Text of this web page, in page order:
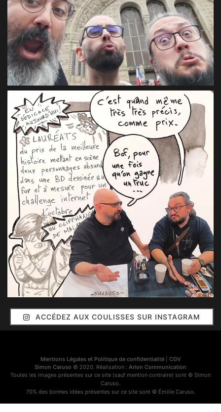
ACCÉDEZ AUX COULISSES SUR INSTAGRAM
Mentions Légales et Politique de confidentialité| CGV
Simon Caruso © 2020. Réalisation : Arion Communication
Toutes les images présentes sur ce site (sauf mention contraire) sont © Simon
Caruso.
70% des bonnes idées présentes sur ce site sont © Émilie Caruso.